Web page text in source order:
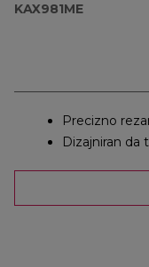
KAX981ME
Precizno
Dizajniran da